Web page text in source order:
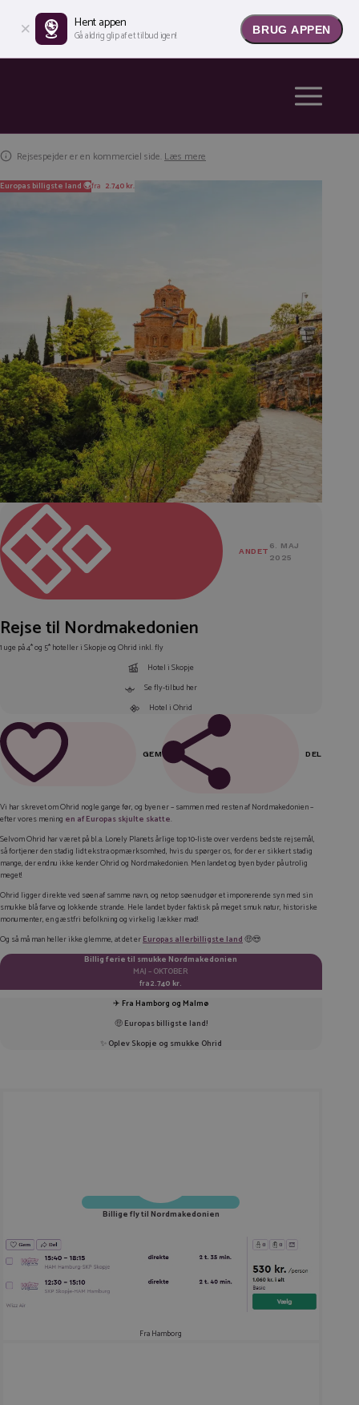
Rejsespejder er en kommerciel side. Læs mere
Europas billigste land 🌍fra 2.740 kr.
ANDET
6. MAJ
2025
Rejse til Nordmakedonien
1 uge på 4* og 5* hoteller i Skopje og Ohrid inkl. fly
Hotel i Skopje
Se fly-tilbud her
Hotel i Ohrid
GEM DEL
TWITTER
KOPIER LINK
Vi har skrevet om Ohrid nogle gange før, og byen er – sammen med resten af Nordmakedonien –
efter vores mening en af Europas skjulte skatte.
Selvom Ohrid har været på bl.a. Lonely Planets årlige top 10-liste over verdens bedste rejsemål,
så fortjener den stadig lidt ekstra opmærksomhed, hvis du spørger os, for der er sikkert stadig
mange, der endnu ikke kender Ohrid og Nordmakedonien. Men landet og byen byder på utrolig
meget!
Ohrid ligger direkte ved søen af samme navn, og netop søen udgør et imponerende syn med sin
smukke blå farve og lokkende strande. Hele landet byder faktisk på meget smuk natur, historiske
monumenter, en gæstfri befolkning og virkelig lækker mad!
Og så må man heller ikke glemme, at det erEuropas allerbilligste land🤑😍
Billig ferie til smukke Nordmakedonien
MAJ – OKTOBER
fra2.740 kr.
✈️ Fra Hamborg og Malmø
🤑Europas billigste land!
✨Oplev Skopje og smukke Ohrid
Billige fly til Nordmakedonien
Fra Hamborg
Hent appen
Gå aldrig glip af et tilbud igen! BRUG APPEN